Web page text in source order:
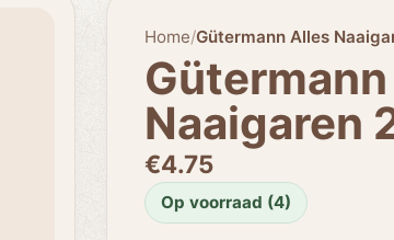
Home/Gütermann Alles
Naaigaren
€4.75
Op voorraad (4)